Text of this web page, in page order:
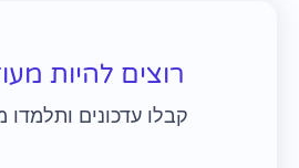
רוצים להיות
קבלו עדכונים ותלמדו